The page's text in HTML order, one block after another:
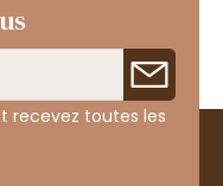
recevez toutes les